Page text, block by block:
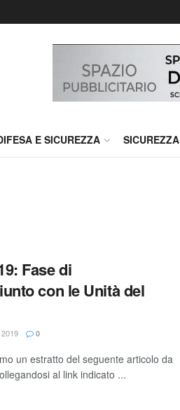
E SICUREZZA SICUREZZA
Fase di
con le Unità del
0
un estratto del seguente articolo da
al link indicato ...